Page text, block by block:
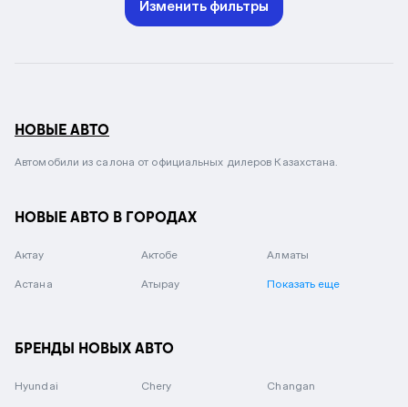
Изменить фильтры
НОВЫЕ АВТО
Автомобили из салона от официальных дилеров Казахстана.
НОВЫЕ АВТО В ГОРОДАХ
Актау Актобе Алматы
Астана Атырау Показать еще
БРЕНДЫ НОВЫХ АВТО
Hyundai Chery Changan